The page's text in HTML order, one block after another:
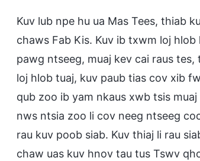
Kuv lub npe hu ua Mas Tees, thiab
chaws Fab Kis. Kuv ib txwm loj
pawg ntseeg, muaj kev cai raus
loj hlob tuaj, kuv paub tias cov xib
qub zoo ib yam nkaus xwb tsis
nws ntsia zoo li cov neeg ntseeg
rau kuv poob siab. Kuv thiaj li rau
chaw uas kuv hnov tau tus Tswv